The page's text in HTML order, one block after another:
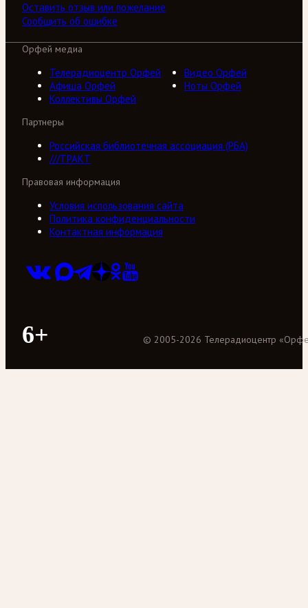
Оставить отзыв или пожелание
Сообщить об ошибке
Орфей медиа
Телерадиоцентр Орфей
Видео Орфей
Афиша Орфей
Ноты Орфей
Коллективы Орфей
Партнеры
Российская библиотечная ассоциация (РБА)
///ТРАКТ
Правовая информация
Условия использования сайта
Политика конфиденциальности
Контактная информация
6+ © 2005-2026 Телерадиоцентр